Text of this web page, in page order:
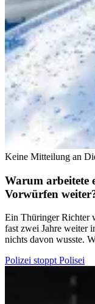
Keine Mitteilung an
Warum arbeitete
Vorwürfen
Ein Thüringer Richter
fast zwei Jahre weiter
nichts davon wusste.
Polizei stoppt Polisei